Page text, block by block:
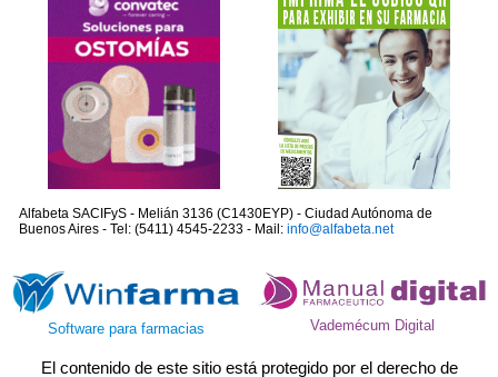
Alfabeta SACIFyS - Melián 3136 (C1430EYP) - Ciudad Autónoma de
Buenos Aires - Tel: (5411) 4545-2233 - Mail: info@alfabeta.net
Software para farmacias Vademécum Digital
El contenido de este sitio está protegido por el derecho de